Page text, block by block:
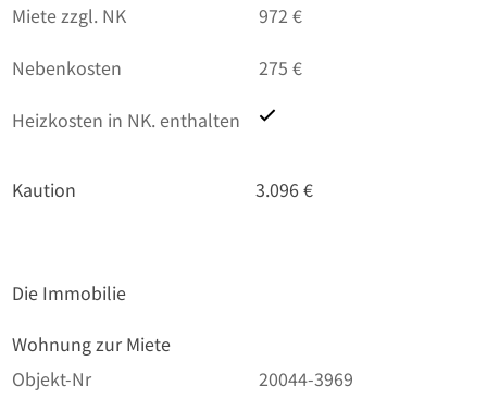
Miete zzgl. NK
972 €
Nebenkosten
275 €
Heizkosten in NK. enthalten
Kaution 3.096 €
Die Immobilie
Wohnung zur Miete
Objekt-Nr
20044-3969